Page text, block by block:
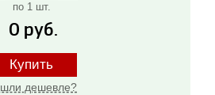
по 1 шт.
0 руб.
Купить
дешевле?